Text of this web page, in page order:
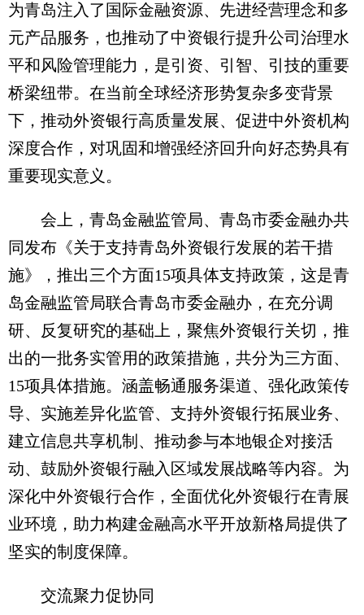
为青岛注入了国际金融资源、先进经营理念和多
元产品服务，也推动了中资银行提升公司治理水
平和风险管理能力，是引资、引智、引技的重要
桥梁纽带。在当前全球经济形势复杂多变背景
下，推动外资银行高质量发展、促进中外资机构
深度合作，对巩固和增强经济回升向好态势具有
重要现实意义。
会上，青岛金融监管局、青岛市委金融办共
同发布《关于支持青岛外资银行发展的若干措
施》，推出三个方面15项具体支持政策，这是青
岛金融监管局联合青岛市委金融办，在充分调
研、反复研究的基础上，聚焦外资银行关切，推
出的一批务实管用的政策措施，共分为三方面、
15项具体措施。涵盖畅通服务渠道、强化政策传
导、实施差异化监管、支持外资银行拓展业务、
建立信息共享机制、推动参与本地银企对接活
动、鼓励外资银行融入区域发展战略等内容。为
深化中外资银行合作，全面优化外资银行在青展
业环境，助力构建金融高水平开放新格局提供了
坚实的制度保障。
交流聚力促协同